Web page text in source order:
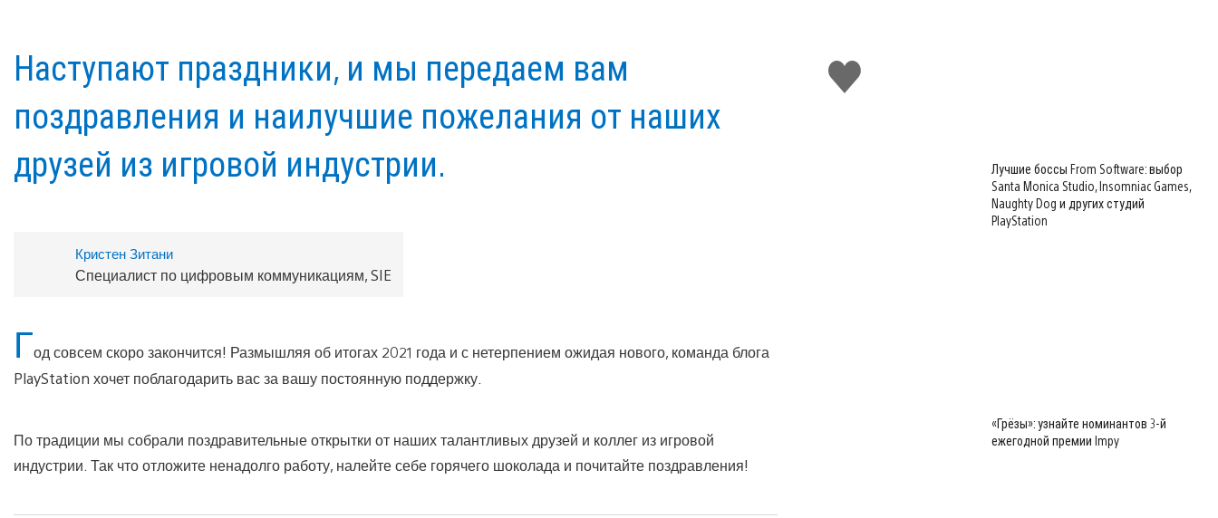
Поставить
лайк
Наступают праздники, и мы передаем вам
поздравления и наилучшие пожелания от наших
друзей из игровой индустрии.
Кристен Зитани
Специалист по цифровым коммуникациям, SIE
Год совсем скоро закончится! Размышляя об итогах 2021 года и с нетерпением ожидая нового, команда блога
PlayStation хочет поблагодарить вас за вашу постоянную поддержку.
По традиции мы собрали поздравительные открытки от наших талантливых друзей и коллег из игровой
индустрии. Так что отложите ненадолго работу, налейте себе горячего шоколада и почитайте поздравления!
Лучшие боссы From Software: выбор
Santa Monica Studio, Insomniac Games,
Naughty Dog и других студий
PlayStation
«Грёзы»: узнайте номинантов 3-й
ежегодной премии Impy